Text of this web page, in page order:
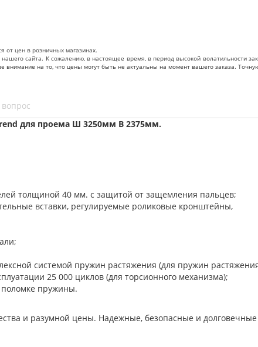
от цен в розничных магазинах.
сайта. К сожалению, в настоящее время, в период высокой волатильности
на то, что цены могут быть не актуальны на момент вашего заказа.
для проема Ш 3250мм В 2375мм.
толщиной 40 мм. с защитой от защемления пальцев;
вставки, регулируемые роликовые кронштейны,
системой пружин растяжения (для пружин
25 000 циклов (для торсионного механизма);
пружины.
и разумной цены. Надежные, безопасные и долговечные